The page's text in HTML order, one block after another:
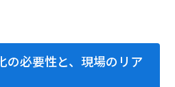
の必要性と、現場のリア